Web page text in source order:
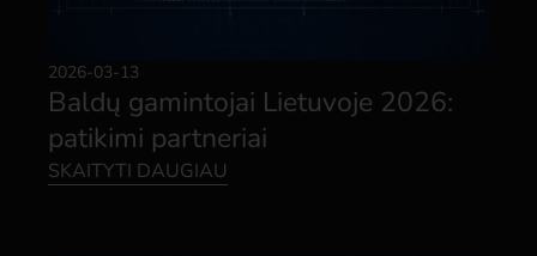
2026-03-13
Baldų gamintojai Lietuvoje 2026:
patikimi partneriai
SKAITYTI DAUGIAU